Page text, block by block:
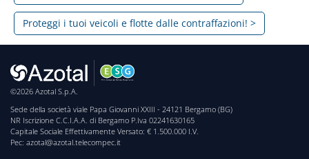
Proteggi i tuoi veicoli e flotte dalle contraffazioni! >
©2026 Azotal S.p.A.
Sede della società viale Papa Giovanni XXIII - 24121 Bergamo (BG)
NR Iscrizione C.C.I.A.A. di Bergamo P.Iva 02241630165
Capitale Sociale Effettivamente Versato: € 1.500.000 I.V.
Pec: azotal@azotal.telecompec.it